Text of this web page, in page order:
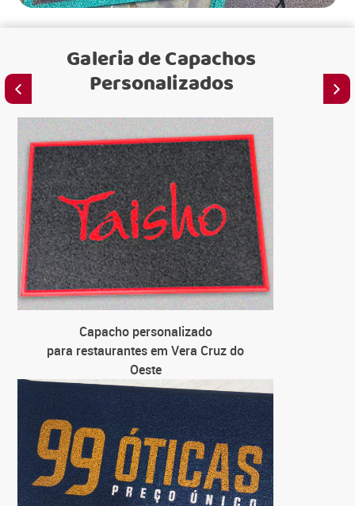
Galeria deCapachos
Personalizados
Capacho personalizado
para restaurantes em Vera Cruz do
Oeste